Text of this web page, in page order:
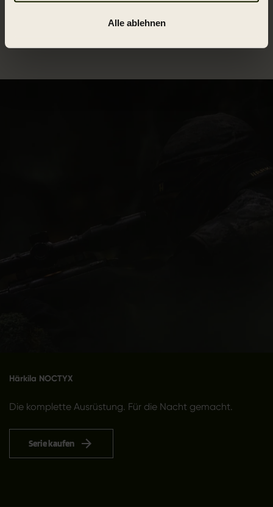
Alle ablehnen
Härkila NOCTYX
Die komplette Ausrüstung. Für die Nacht gemacht.
Serie kaufen